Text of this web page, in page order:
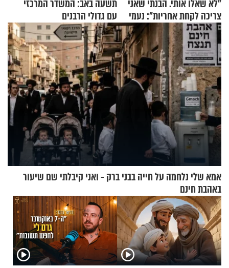
"לא שאלו אותי. הבנתי שאני
צריכה לקחת אחריות": נעמי
בנט בריאיון אישי
תשעה באב: המשדר המרכזי
עם גדולי הרבנים
אמא שלי נלחמה על חייה בבני ברק - ואני קיבלתי שם שיעור
באהבת חינם